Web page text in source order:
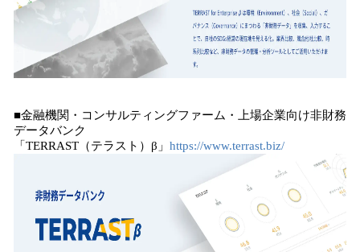
■金融機関・コンサルティングファーム・上場企業向け非財務
データバンク
「TERRAST（テラスト）β」 https://www.terrast.biz/